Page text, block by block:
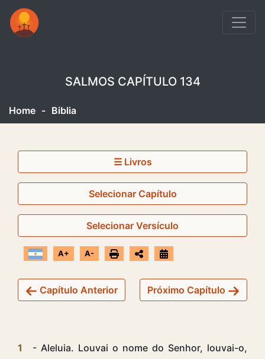
SALMOS CAPÍTULO 134
Home - Biblia
☰ Livros
Selecionar Capítulo
Selecionar Versículo
A+ A-
Capítulo Anterior Próximo Capítulo
1
- Aleluia. Louvai o nome do Senhor, louvai-o,